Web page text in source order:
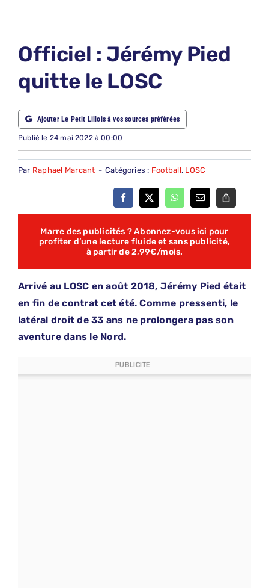
ABONNEMENTS
NOUS CONTACTER
Rechercher:
Officiel : Jérémy Pied
quitte le LOSC
Ajouter Le Petit Lillois à vos sources préférées
Publié le 24 mai 2022 à 00:00
Par Raphael Marcant - Catégories : Football, LOSC
Marre des publicités ? Abonnez-vous ici pour
profiter d’une lecture fluide et sans publicité,
à partir de 2,99€/mois.
Arrivé au LOSC en août 2018, Jérémy Pied était
en fin de contrat cet été. Comme pressenti, le
latéral droit de 33 ans ne prolongera pas son
aventure dans le Nord.
PUBLICITE